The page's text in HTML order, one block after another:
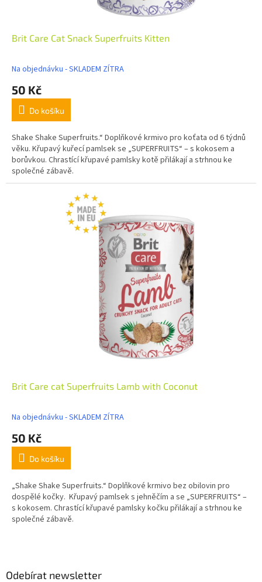
Brit Care Cat Snack Superfruits Kitten
Na objednávku - SKLADEM ZÍTRA
50 Kč
Do košíku
Shake Shake Superfruits.“ Doplňkové krmivo pro koťata od 6 týdnů
věku. Křupavý kuřecí pamlsek se „SUPERFRUITS“ – s kokosem a
borůvkou. Chrastící křupavé pamlsky kotě přilákají a strhnou ke
společné zábavě.
Brit Care cat Superfruits Lamb with Coconut
Na objednávku - SKLADEM ZÍTRA
50 Kč
Do košíku
„Shake Shake Superfruits.“ Doplňkové krmivo bez obilovin pro
dospělé kočky. Křupavý pamlsek s jehněčím a se „SUPERFRUITS“ –
s kokosem. Chrastící křupavé pamlsky kočku přilákají a strhnou ke
společné zábavě.
Odebírat newsletter